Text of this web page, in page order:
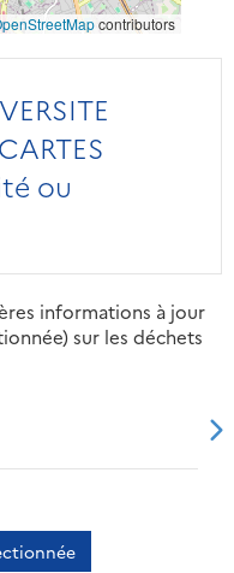
contributors
ou
informations à jour
sur les déchets